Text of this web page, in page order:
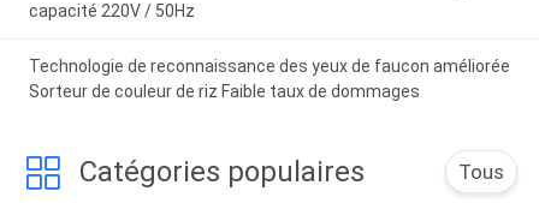
capacité 220V / 50Hz
Technologie de reconnaissance des yeux de faucon améliorée
Sorteur de couleur de riz Faible taux de dommages
Catégories populaires Tous